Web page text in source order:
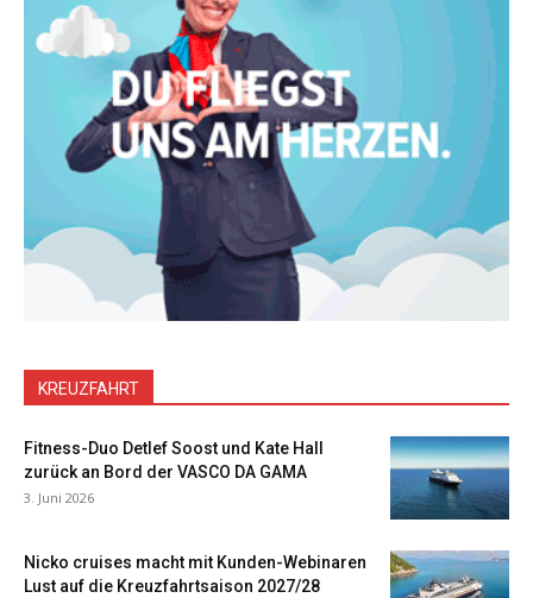
KREUZFAHRT
Fitness-Duo Detlef Soost und Kate Hall
zurück an Bord der VASCO DA GAMA
3. Juni 2026
Nicko cruises macht mit Kunden-Webinaren
Lust auf die Kreuzfahrtsaison 2027/28